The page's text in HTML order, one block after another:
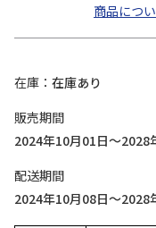
商品につ
在庫
在庫あり
販売期間
2024年10月01日～2028
配送期間
2024年10月08日～2028